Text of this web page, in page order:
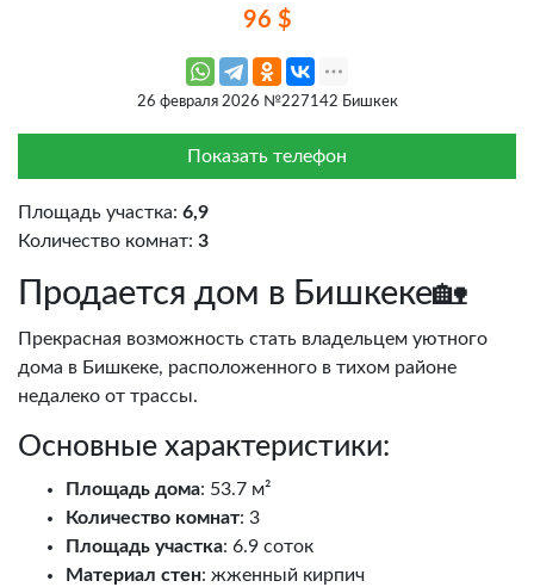
96 $
26 февраля 2026 №227142 Бишкек
Показать телефон
Площадь участка: 6,9
Количество комнат: 3
Продается дом в Бишкеке🏡
Прекрасная возможность стать владельцем уютного
дома в Бишкеке, расположенного в тихом районе
недалеко от трассы.
Основные характеристики:
Площадь дома: 53.7 м²
Количество комнат: 3
Площадь участка: 6.9 соток
Материал стен: жженный кирпич